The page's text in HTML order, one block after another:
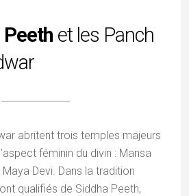
et les Panch
abritent trois temples majeurs
féminin du divin : Mansa
Maya Devi. Dans la tradition
qualifiés de Siddha Peeth,